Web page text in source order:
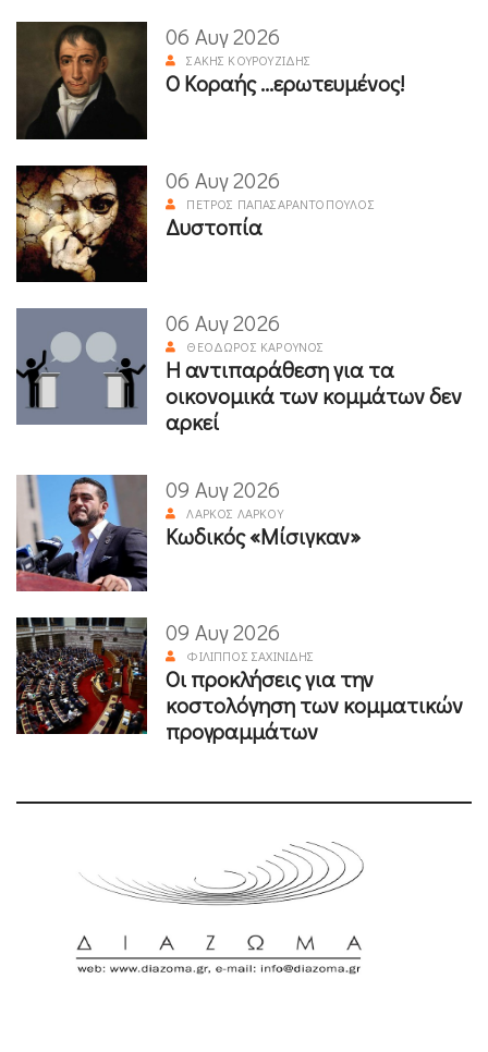
06 Αυγ 2026
ΣΆΚΗΣ ΚΟΥΡΟΥΖΊΔΗΣ
Ο Κοραής ...ερωτευμένος!
06 Αυγ 2026
ΠΈΤΡΟΣ ΠΑΠΑΣΑΡΑΝΤΌΠΟΥΛΟΣ
Δυστοπία
06 Αυγ 2026
ΘΕΌΔΩΡΟΣ ΚΑΡΟΎΝΟΣ
Η αντιπαράθεση για τα
οικονομικά των κομμάτων δεν
αρκεί
09 Αυγ 2026
ΛΆΡΚΟΣ ΛΆΡΚΟΥ
Κωδικός «Μίσιγκαν»
09 Αυγ 2026
ΦΊΛΙΠΠΟΣ ΣΑΧΙΝΊΔΗΣ
Οι προκλήσεις για την
κοστολόγηση των κομματικών
προγραμμάτων